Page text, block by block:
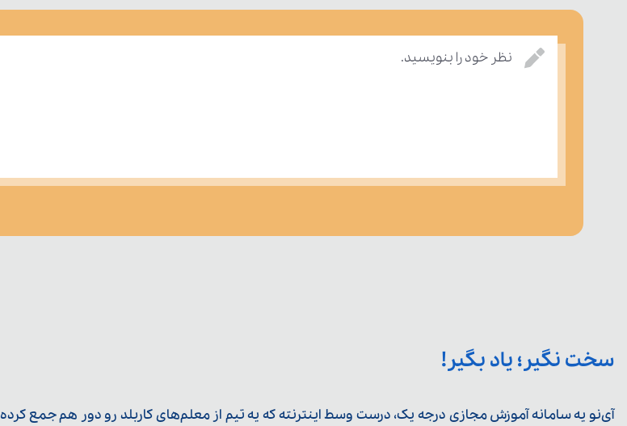
نظر خود را بنویسید.
سخت نگیر؛ یاد بگیر!
آی‌نو یه سامانه آموزش مجازی درجه یک، درست وسط اینترنته که یه تیم از معلم‌‌های کاربلد رو دور هم جمع کرده